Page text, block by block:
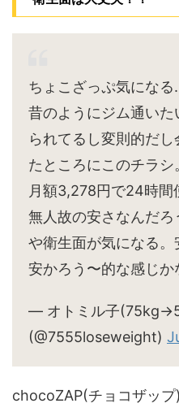
ちょこざっぷ気にな
昔のようにジム通い
られてるし変則的だ
たところにこのチラシ
月額3,278円で24時間
無人故の安さなんだ
や衛生面が気になる。
安かろう〜的な感じ
— オトミル子
(@7555loseweight)
chocoZAP(チョコザッ